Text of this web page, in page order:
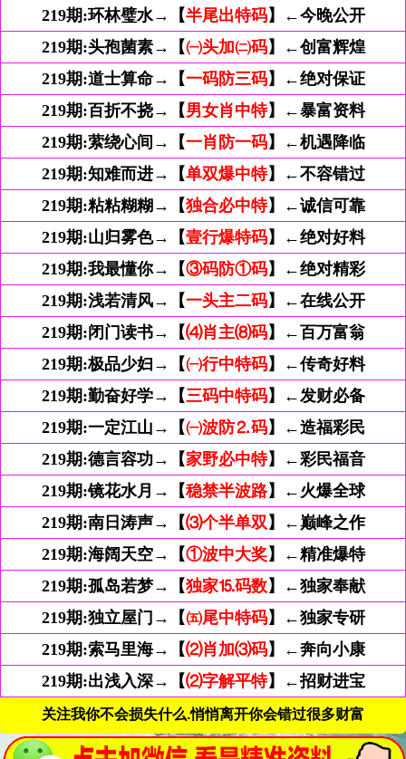
219期:环林璧水→【半尾出特码】←今晚公开
219期:头孢菌素→【㈠头加㈡码】←创富辉煌
219期:道士算命→【一码防三码】←绝对保证
219期:百折不挠→【男女肖中特】←暴富资料
219期:萦绕心间→【一肖防一码】←机遇降临
219期:知难而进→【单双爆中特】←不容错过
219期:粘粘糊糊→【独合必中特】←诚信可靠
219期:山归雾色→【壹行爆特码】←绝对好料
219期:我最懂你→【③码防①码】←绝对精彩
219期:浅若清风→【一头主二码】←在线公开
219期:闭门读书→【⑷肖主⑻码】←百万富翁
219期:极品少妇→【㈠行中特码】←传奇好料
219期:勤奋好学→【三码中特码】←发财必备
219期:一定江山→【㈠波防⒉码】←造福彩民
219期:德言容功→【家野必中特】←彩民福音
219期:镜花水月→【稳禁半波路】←火爆全球
219期:南日涛声→【⑶个半单双】←巅峰之作
219期:海阔天空→【①波中大奖】←精准爆特
219期:孤岛若梦→【独家⒖码数】←独家奉献
219期:独立屋门→【㈤尾中特码】←独家专研
219期:索马里海→【⑵肖加⑶码】←奔向小康
219期:出浅入深→【⑵字解平特】←招财进宝
关注我你不会损失什么.悄悄离开你会错过很多财富